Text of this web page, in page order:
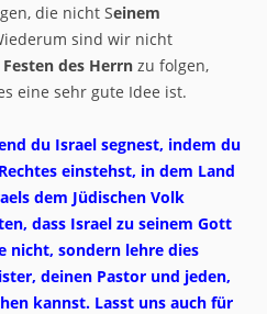
die nicht Seinem
sind wir nicht
Festen des Herrn zu folgen,
eine sehr gute Idee ist.
du Israel segnest, indem du
einstehst, in dem Land
dem Jüdischen Volk
dass Israel zu seinem Gott
nicht, sondern lehre dies
deinen Pastor und jeden,
kannst. Lasst uns auch für